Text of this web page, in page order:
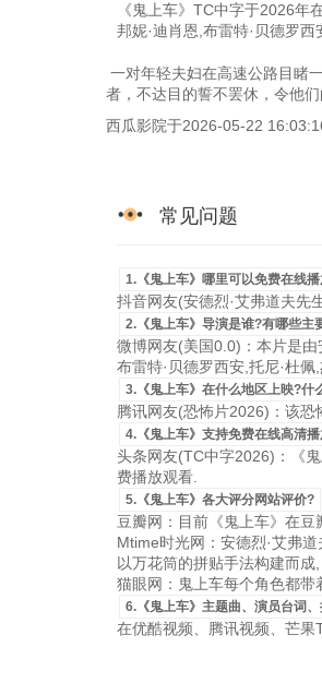
《鬼上车》TC中字于2026年
邦妮·迪肖恩,布雷特·贝德罗西
一对年轻夫妇在高速公路目睹
者，不达目的誓不罢休，令他
西瓜影院于2026-05-22
常见问题
1.《鬼上车》哪里可以免费在线
抖音网友(安德烈·艾弗道夫先
2.《鬼上车》导演是谁?有哪些主
微博网友(美国0.0)：本片是由
布雷特·贝德罗西安,托尼·杜
3.《鬼上车》在什么地区上映?什
腾讯网友(恐怖片2026)：该
4.《鬼上车》支持免费在线高清
头条网友(TC中字2026)：《
费播放观看.
5.《鬼上车》各大评分网站评价?
豆瓣网：目前《鬼上车》在
Mtime时光网：安德烈·艾弗
以万花筒的拼贴手法构建而
猫眼网：鬼上车每个角色都带
6.《鬼上车》主题曲、演员台词
在优酷视频、腾讯视频、芒果